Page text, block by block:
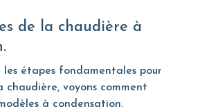
étapes fondamentales pour
chaudière, voyons comment
à condensation.